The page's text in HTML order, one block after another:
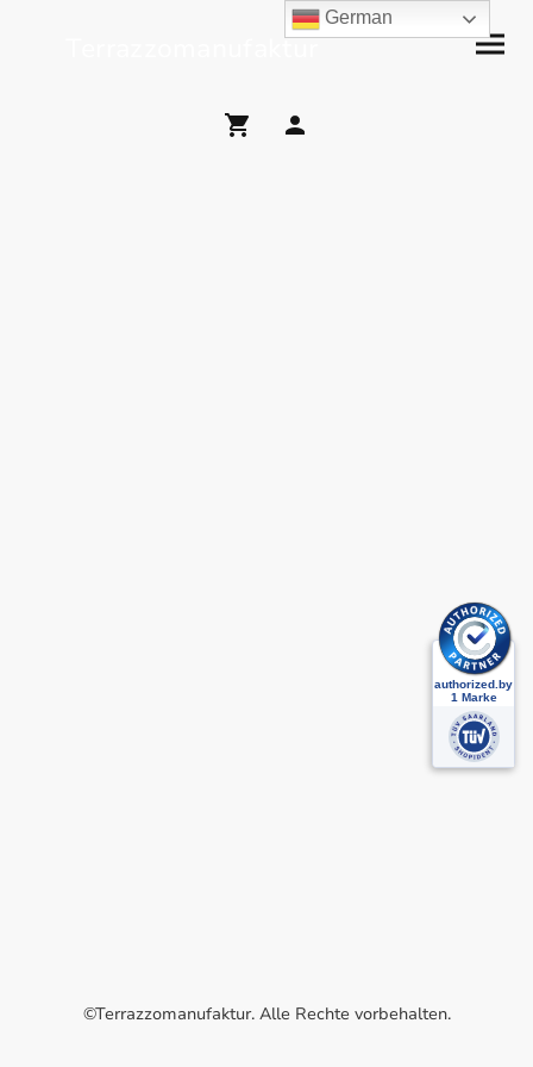
Terrazzomanufaktur
©Terrazzomanufaktur. Alle Rechte vorbehalten.
German